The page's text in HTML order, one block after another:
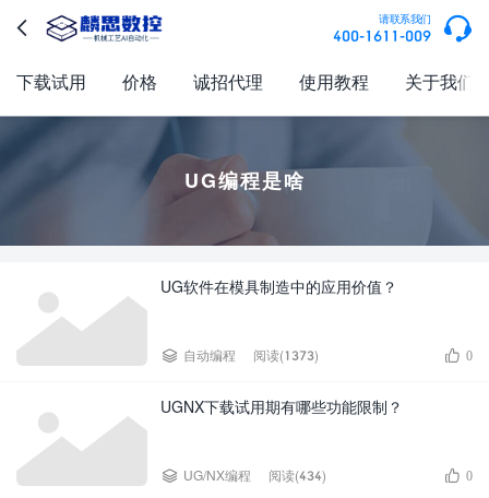
 请联系我们
400-1611-009 
下载试用 价格 诚招代理 使用教程 关于我们
UG编程是啥
UG软件在模具制造中的应用价值？
 自动编程 阅读(1373)  0
UGNX下载试用期有哪些功能限制？
 UG/NX编程 阅读(434)  0